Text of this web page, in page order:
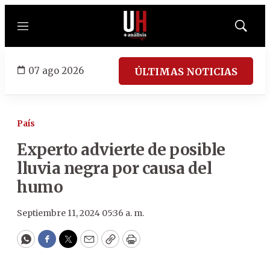
Menú
Mostrar
07 ago 2026 ÚLTIMAS NOTICIAS
País
Experto advierte de posible
lluvia negra por causa del
humo
Septiembre 11, 2024 05:36 a. m.
WhatsApp
Facebook
Twitter
EmailCopyPrint